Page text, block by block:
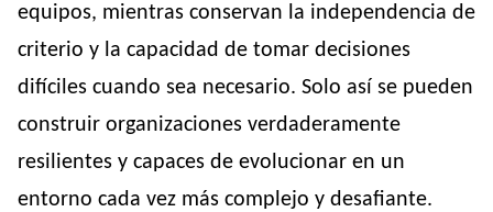
equipos, mientras conservan la independencia de
criterio y la capacidad de tomar decisiones
difíciles cuando sea necesario. Solo así se pueden
construir organizaciones verdaderamente
resilientes y capaces de evolucionar en un
entorno cada vez más complejo y desafiante.